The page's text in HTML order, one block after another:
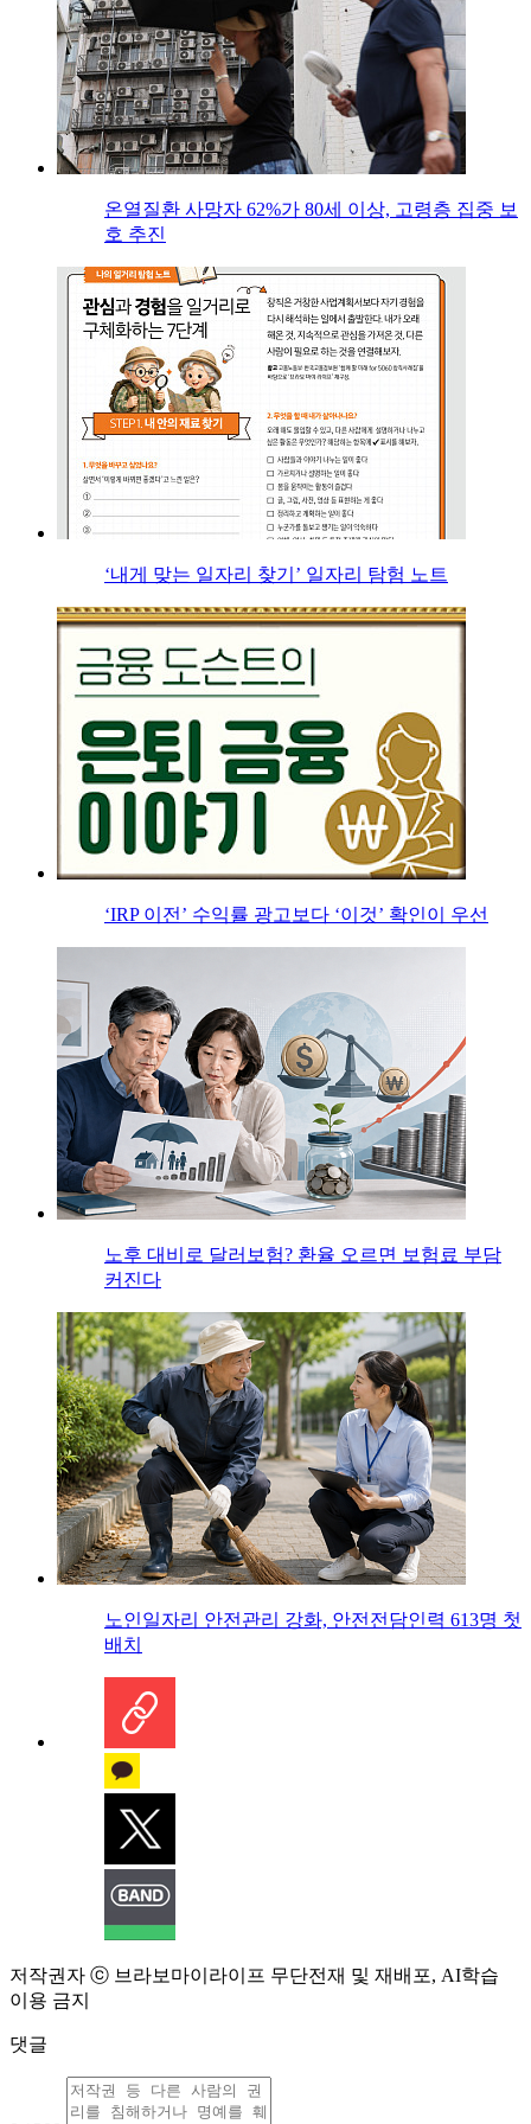
온열질환 사망자 62%가 80세 이상, 고령층 집중 보
호 추진
‘내게 맞는 일자리 찾기’ 일자리 탐험 노트
‘IRP 이전’ 수익률 광고보다 ‘이것’ 확인이 우선
노후 대비로 달러보험? 환율 오르면 보험료 부담
커진다
노인일자리 안전관리 강화, 안전전담인력 613명 첫
배치
저작권자 ⓒ 브라보마이라이프 무단전재 및 재배포, AI학습
이용 금지
댓글